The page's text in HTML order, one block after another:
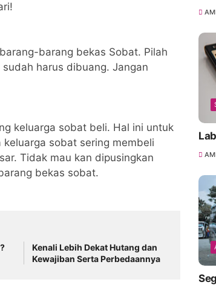
barang bekas Sobat. Pilah
harus dibuang. Jangan
keluarga sobat beli. Hal ini untuk
sobat sering membeli
Tidak mau kan dipusingkan
bekas sobat.
Kenali Lebih Dekat Hutang dan
Kewajiban Serta Perbedaannya